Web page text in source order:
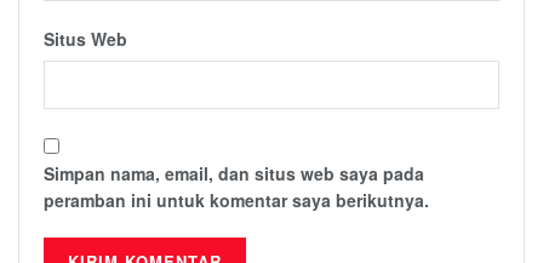
Situs Web
Simpan nama, email, dan situs web saya pada
peramban ini untuk komentar saya berikutnya.